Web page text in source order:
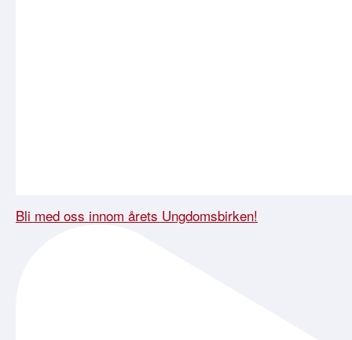
Bli med oss innom årets Ungdomsbirken!